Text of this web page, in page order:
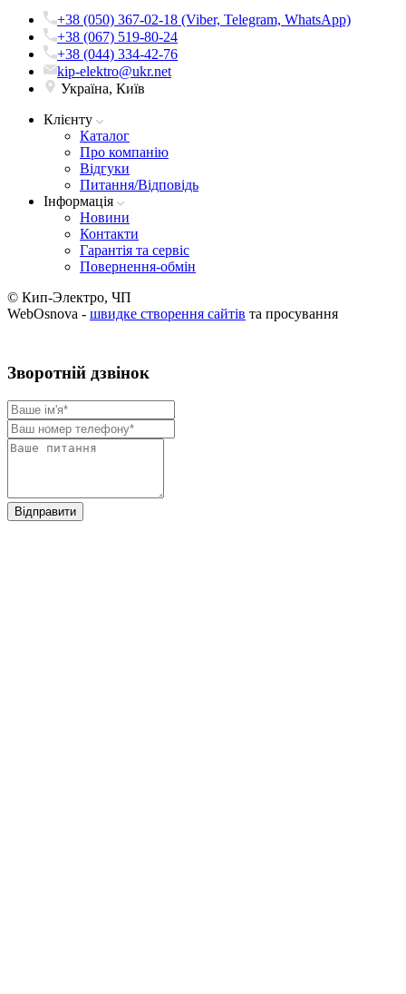
+38 (050) 367-02-18 (Viber, Telegram, WhatsApp)
+38 (067) 519-80-24
+38 (044) 334-42-76
kip-elektro@ukr.net
Україна, Київ
Клієнту
Каталог
Про компанію
Вiдгуки
Питання/Відповідь
Iнформацiя
Новини
Контакти
Гарантія та сервіс
Повернення-обмін
© Кип-Электро, ЧП
WebOsnova - швидке створення сайтів та просування
Зворотнiй дзвiнок